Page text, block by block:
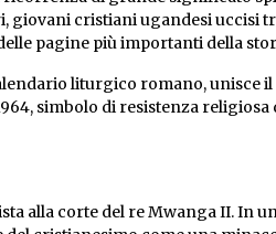
cristiani ugandesi uccisi
pagine più importanti della
liturgico romano, unisce
simbolo di resistenza
alla corte del re Mwanga II. In